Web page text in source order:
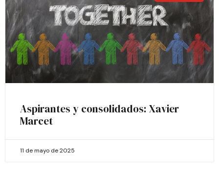
Aspirantes y consolidados: Xavier
Marcet
11 de mayo de 2025